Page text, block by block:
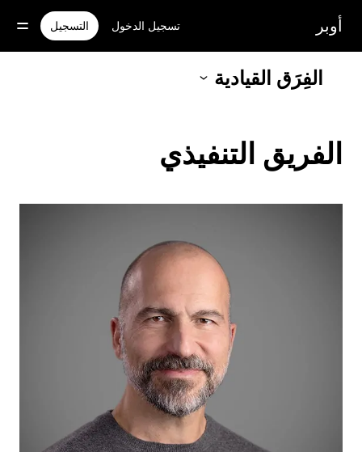
للوصول
المحتوى
الرئيسي
أوبر تسجيل الدخول التسجيل
الفِرَق القيادية
الفريق التنفيذي